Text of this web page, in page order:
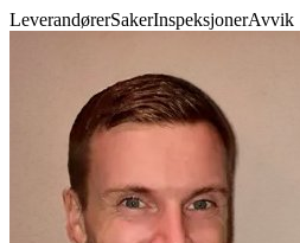
LeverandørerSakerInspeksjonerAvvik